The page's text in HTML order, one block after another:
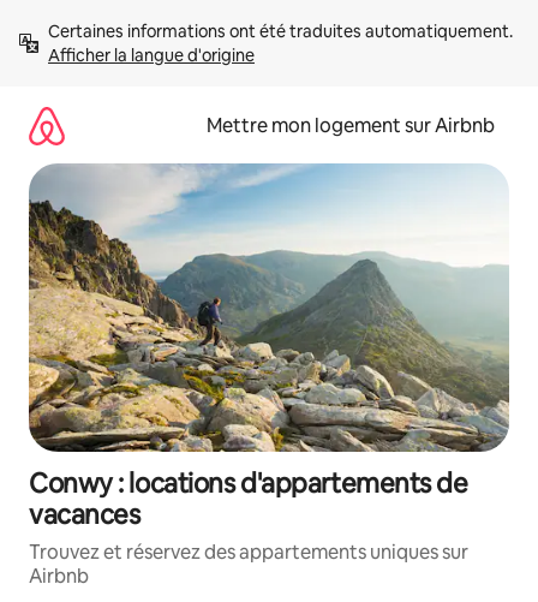
directement
Afficher la langue d'origine
Mettre mon logement sur Airbnb
Conwy : locations d'appartements de
vacances
Trouvez et réservez des appartements uniques sur
Airbnb